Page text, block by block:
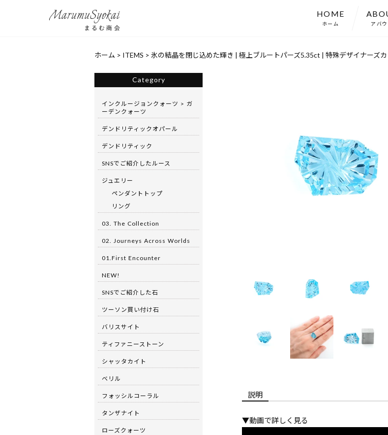
HOME
ホーム アバ
ホーム > ITEMS > 氷の結晶を閉じ込めた輝き | 極上ブルートパーズ5.35ct | 特殊デザイナーズ
説明
▼動画で詳しく見る
Category
インクルージョンクォーツ > ガ
ーデンクォーツ
デンドリティックオパール
デンドリティック
SNSでご紹介したルース
ジュエリー
ペンダントトップ
リング
03. The Collection
02. Journeys Across Worlds
01.First Encounter
NEW!
SNSでご紹介した石
ツーソン買い付け石
バリスサイト
ティファニーストーン
シャッタカイト
ベリル
フォッシルコーラル
タンザナイト
ローズクォーツ